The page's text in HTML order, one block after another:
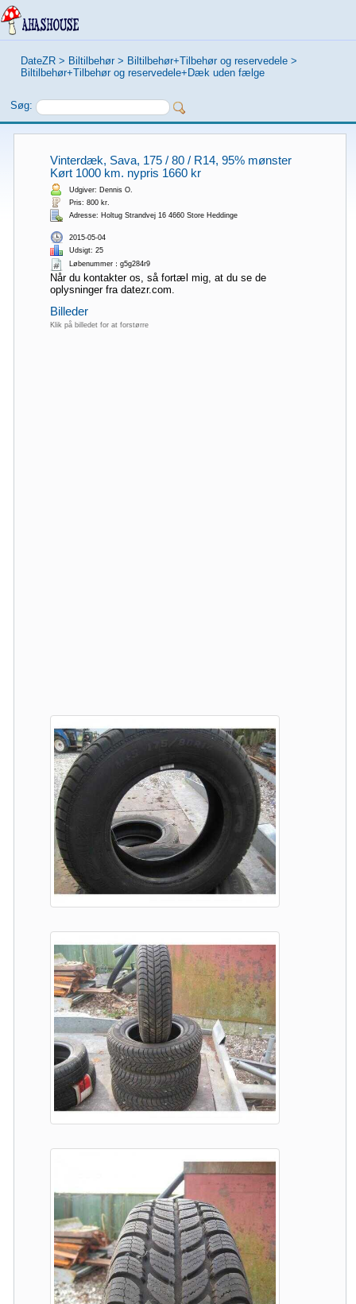
DateZR > Biltilbehør > Biltilbehør+Tilbehør og reservedele >
Biltilbehør+Tilbehør og reservedele+Dæk uden fælge
Søg:
Vinterdæk, Sava, 175 / 80 / R14, 95% mønster
Kørt 1000 km. nypris 1660 kr
Udgiver: Dennis O.
Pris: 800 kr.
Adresse: Holtug Strandvej 16 4660 Store Heddinge
2015-05-04
Udsigt: 25
Løbenummer：g5g284r9
Når du kontakter os, så fortæl mig, at du se de
oplysninger fra datezr.com.
Billeder
Klik på billedet for at forstørre